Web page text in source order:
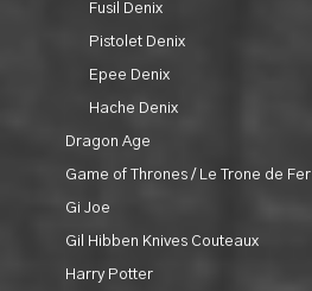
Fusil Denix
Pistolet Denix
Epee Denix
Hache Denix
Dragon Age
Game of Thrones / Le Trone de Fer
Gi Joe
Gil Hibben Knives Couteaux
Harry Potter